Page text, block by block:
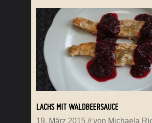
LACHS MIT WALDBEERSAUCE
19. März 2015 // von Michaela